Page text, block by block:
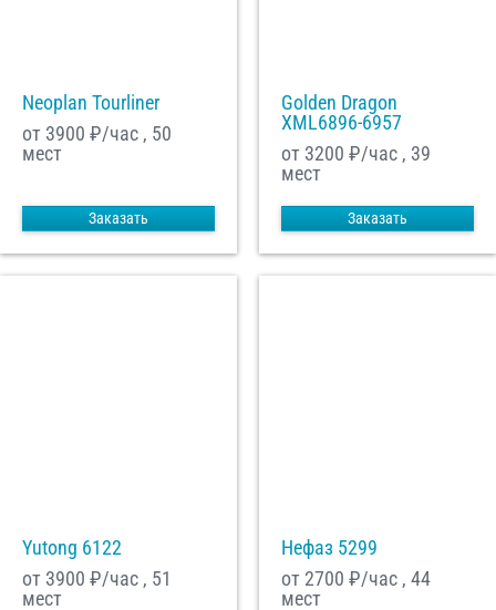
Neoplan Tourliner
от 3900 ₽/час , 50
мест
Заказать
Golden Dragon
XML6896-6957
от 3200 ₽/час , 39
мест
Заказать
Yutong 6122
от 3900 ₽/час , 51
мест
Нефаз 5299
от 2700 ₽/час , 44
мест